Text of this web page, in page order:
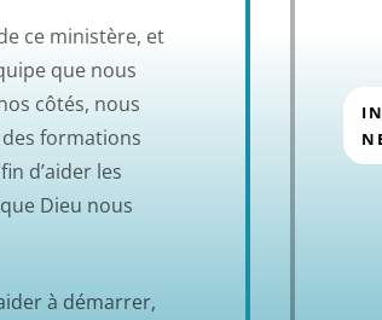
ce ministère, et
que nous
côtés, nous
formations
d’aider les
Dieu nous
à démarrer,